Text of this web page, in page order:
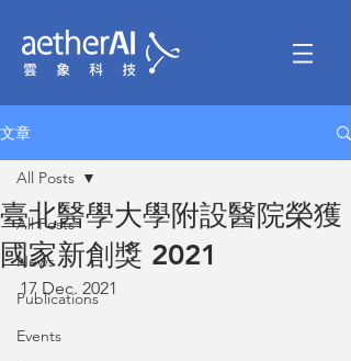
文章
All Posts
News
Publications
Events
All Posts
臺北醫學大學附設醫院榮獲
國家新創獎 2021
17 Dec. 2021